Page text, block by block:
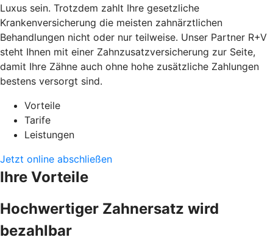
Luxus sein. Trotzdem zahlt Ihre gesetzliche
Krankenversicherung die meisten zahnärztlichen
Behandlungen nicht oder nur teilweise. Unser Partner R+V
steht Ihnen mit einer Zahnzusatzversicherung zur Seite,
damit Ihre Zähne auch ohne hohe zusätzliche Zahlungen
bestens versorgt sind.
Vorteile
Tarife
Leistungen
Jetzt online abschließen
Ihre Vorteile
Hochwertiger Zahnersatz wird
bezahlbar